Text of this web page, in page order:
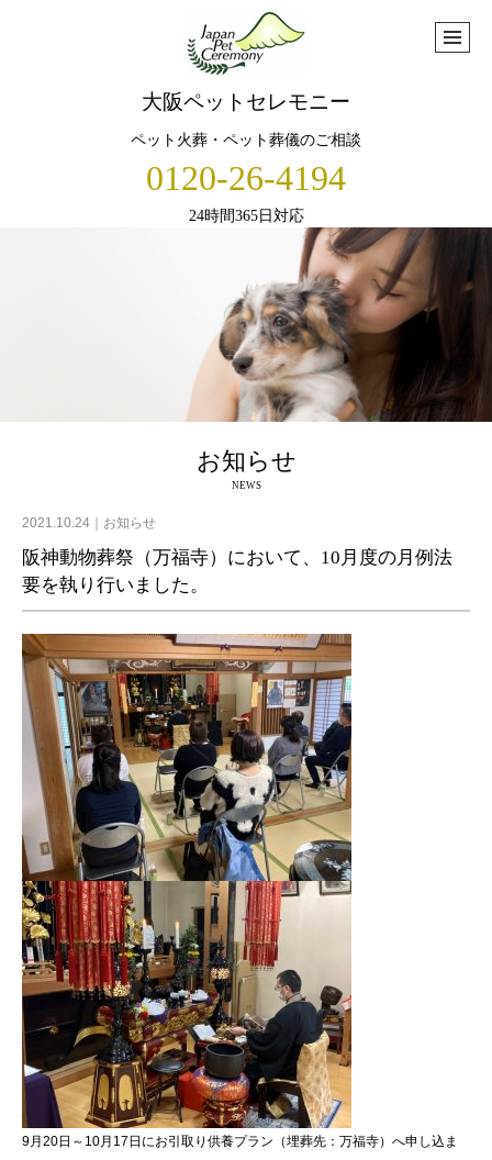
大阪ペットセレモニー
ペット火葬・ペット葬儀のご相談
0120-26-4194
24時間365日対応
お知らせ
NEWS
2021.10.24 お知らせ
阪神動物葬祭（万福寺）において、10月度の月例法
要を執り行いました。
9月20日～10月17日にお引取り供養プラン（埋葬先：万福寺）へ申し込ま